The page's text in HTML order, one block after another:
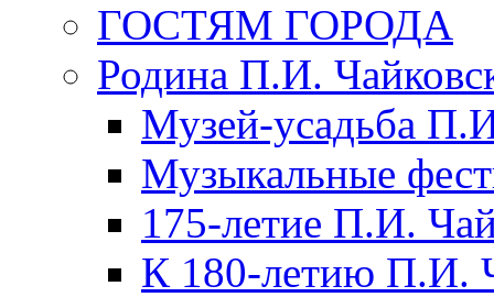
ГОСТЯМ ГОРОДА
Родина П.И.
Музей-усадьба
Музыкальные
175-летие П.И.
К 180-летию П.И.